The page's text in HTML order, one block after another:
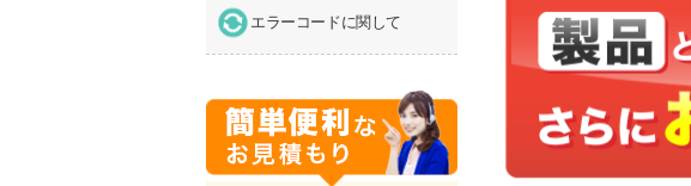
エラーコードに関して